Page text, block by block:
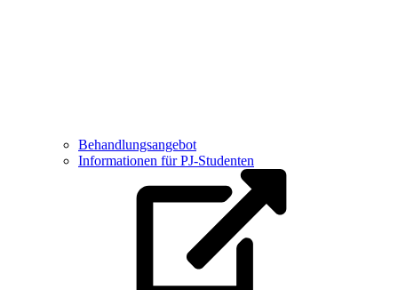
Behandlungsangebot
Informationen für PJ-Studenten